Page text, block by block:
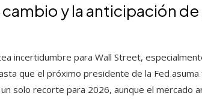
y la anticipación
incertidumbre para Wall Street,
que el próximo presidente de la Fed
solo recorte para 2026, aunque el mercado